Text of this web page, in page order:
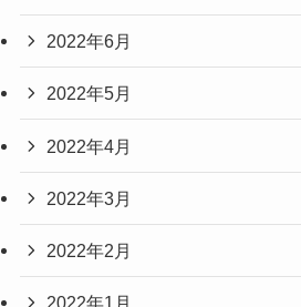
2022年6月
2022年5月
2022年4月
2022年3月
2022年2月
2022年1月